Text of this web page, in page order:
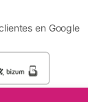
en Google